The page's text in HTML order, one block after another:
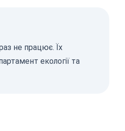
не працює. Їх
екології та